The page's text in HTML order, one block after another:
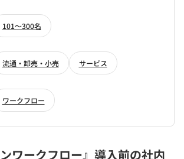
101～300名
流通・卸売・小売 サービス
ワークフロー
ンワークフロー』導入前の社内